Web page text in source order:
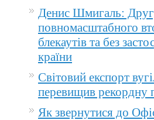
Денис Шмигаль:
повномасштабного
блекаутів та без
країни
Світовий експорт
перевищив рекордну
Як звернутися до